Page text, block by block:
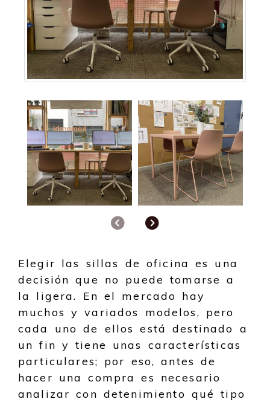
AnteriorSiguiente
Elegir las sillas de oficina es una
decisión que no puede tomarse a
la ligera. En el mercado hay
muchos y variados modelos, pero
cada uno de ellos está destinado a
un fin y tiene unas características
particulares; por eso, antes de
hacer una compra es necesario
analizar con detenimiento qué tipo